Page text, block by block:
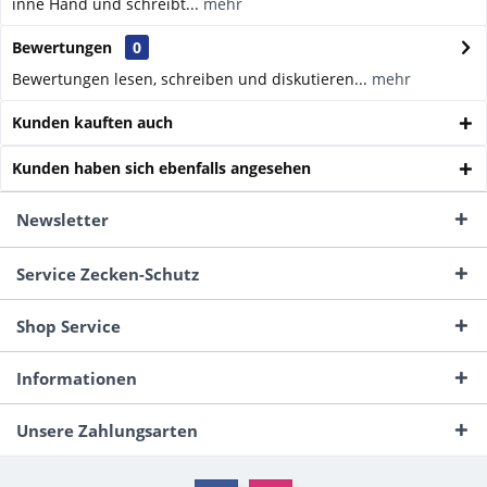
Bewertungen
0
Bewertungen lesen, schreiben und diskutieren... mehr
Kunden kauften auch
Kunden haben sich ebenfalls angesehen
Newsletter
Service Zecken-Schutz
Shop Service
Informationen
Unsere Zahlungsarten